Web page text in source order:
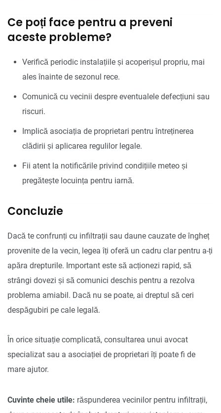
Ce poți face pentru a preveni
aceste probleme?
Verifică periodic instalațiile și acoperișul propriu, mai
ales înainte de sezonul rece.
Comunică cu vecinii despre eventualele defecțiuni sau
riscuri.
Implică asociația de proprietari pentru întreținerea
clădirii și aplicarea regulilor legale.
Fii atent la notificările privind condițiile meteo și
pregătește locuința pentru iarnă.
Concluzie
Dacă te confrunți cu infiltrații sau daune cauzate de îngheț
provenite de la vecin, legea îți oferă un cadru clar pentru a-ți
apăra drepturile. Important este să acționezi rapid, să
strângi dovezi și să comunici deschis pentru a rezolva
problema amiabil. Dacă nu se poate, ai dreptul să ceri
despăgubiri pe cale legală.
În orice situație complicată, consultarea unui avocat
specializat sau a asociației de proprietari îți poate fi de
mare ajutor.
Cuvinte cheie utile: răspunderea vecinilor pentru infiltrații,